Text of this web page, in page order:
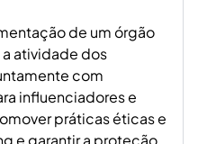
de um órgão
atividade dos
com
influenciadores e
práticas éticas e